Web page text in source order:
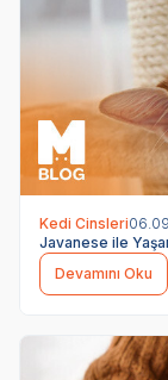
Kedi Cinsleri
Javanese ile
Devamını Oku